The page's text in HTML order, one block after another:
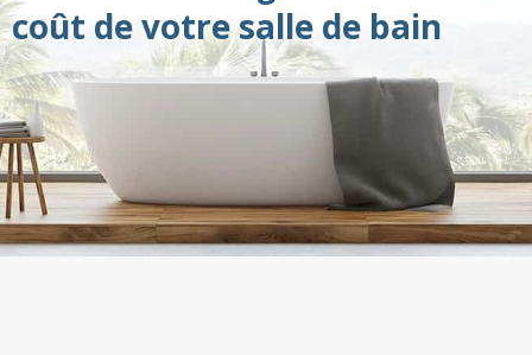
coût de votre salle de bain